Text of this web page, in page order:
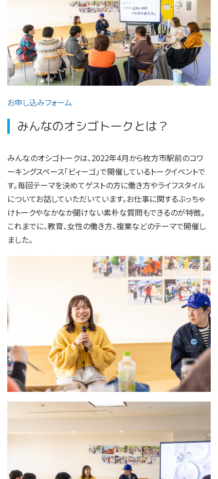
お申し込みフォーム
みんなのオシゴトークとは？
みんなのオシゴトークは、2022年4月から枚方市駅前のコワ
ーキングスペース「ビィーゴ」で開催しているトークイベントで
す。毎回テーマを決めてゲストの方に働き方やライフスタイル
についてお話していただいています。お仕事に関するぶっちゃ
けトークやなかなか聞けない素朴な質問もできるのが特徴。
これまでに、教育、女性の働き方、複業などのテーマで開催し
ました。